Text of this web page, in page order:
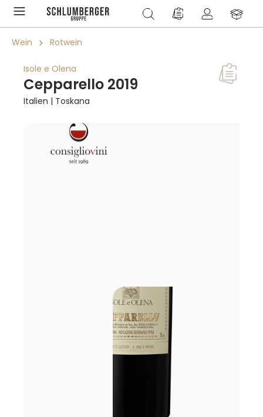
springen Du hast 0 Produkte
Wein Rotwein
Isole e Olena
Cepparello 2019
Italien | Toskana
Bildergalerie überspringen